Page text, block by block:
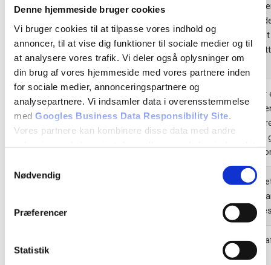
Denne hjemmeside bruger cookies
Vi bruger cookies til at tilpasse vores indhold og
annoncer, til at vise dig funktioner til sociale medier og til
at analysere vores trafik. Vi deler også oplysninger om
din brug af vores hjemmeside med vores partnere inden
for sociale medier, annonceringspartnere og
analysepartnere. Vi indsamler data i overensstemmelse
med Googles Business Data Responsibility Site
Vores partnere kan kombinere disse data med andre
Nødvendig
Præferencer
Statistik
brugerens
besøg.
til at
annoncer
GPS youtube.com
på mobile
at
baseret på
GPS
Gemmer
brugeren
en
Anvendes
sociale